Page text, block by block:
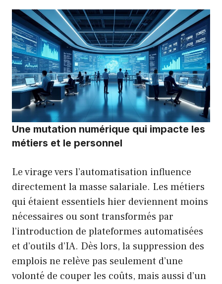
Une mutation numérique qui impacte les
métiers et le personnel
Le virage vers l’automatisation influence
directement la masse salariale. Les métiers
qui étaient essentiels hier deviennent moins
nécessaires ou sont transformés par
l’introduction de plateformes automatisées
et d’outils d’IA. Dès lors, la suppression des
emplois ne relève pas seulement d’une
volonté de couper les coûts, mais aussi d’un